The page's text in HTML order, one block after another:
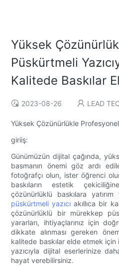
Yüksek
Püskürtmeli
Kalitede Baskılar
2023-08-26 LEAD
Yüksek Çözünürlükle
giriiş:
Günümüzün dijital çağında,
basmanın önemi göz ardı
fotoğrafçı olun, ister öğrenci
baskıların estetik
çözünürlüklü baskılara
püskürtmeli yazıcıakıllıca bir
çözünürlüklü bir mürekkep
yararları, ihtiyaçlarınız için
dikkate alınması gereken
kalitede baskılar elde etmek için
yazıcıyla dijital eserlerinize
hayat verebilirsiniz.